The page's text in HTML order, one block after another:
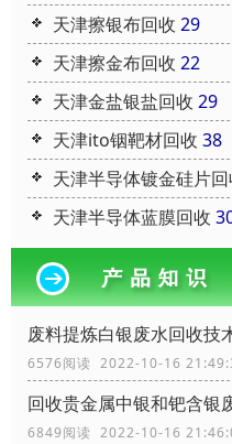
天津擦银布回收 29
天津擦金布回收 22
天津金盐银盐回收 29
天津ito铟靶材回收 38
天津半导体镀金硅片回
天津半导体蓝膜回收
废料提炼白银废水回收技
6576阅读 2022-10-16
回收贵金属中银和钯含银
6849阅读 2022-10-16